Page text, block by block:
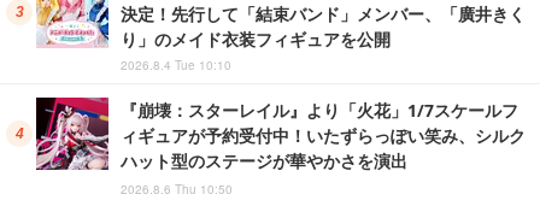
決定！先行して「結束バンド」メンバー、「廣井きく
り」のメイド衣装フィギュアを公開
2026.8.4 Tue 10:10
『崩壊：スターレイル』より「火花」1/7スケールフ
ィギュアが予約受付中！いたずらっぽい笑み、シルク
ハット型のステージが華やかさを演出
2026.8.6 Thu 10:50